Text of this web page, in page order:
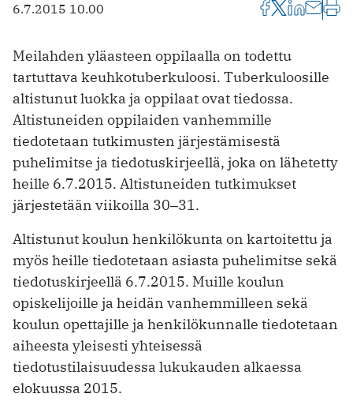
6.7.2015 10.00
Meilahden yläasteen oppilaalla on todettu
tartuttava keuhkotuberkuloosi. Tuberkuloosille
altistunut luokka ja oppilaat ovat tiedossa.
Altistuneiden oppilaiden vanhemmille
tiedotetaan tutkimusten järjestämisestä
puhelimitse ja tiedotuskirjeellä, joka on lähetetty
heille 6.7.2015. Altistuneiden tutkimukset
järjestetään viikoilla 30‒31.
Altistunut koulun henkilökunta on kartoitettu ja
myös heille tiedotetaan asiasta puhelimitse sekä
tiedotuskirjeellä 6.7.2015. Muille koulun
opiskelijoille ja heidän vanhemmilleen sekä
koulun opettajille ja henkilökunnalle tiedotetaan
aiheesta yleisesti yhteisessä
tiedotustilaisuudessa lukukauden alkaessa
elokuussa 2015.